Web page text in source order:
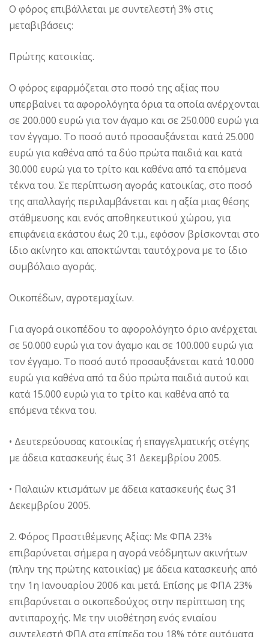
O φόρος επιβάλλεται με συντελεστή 3% στις
μεταβιβάσεις:
Πρώτης κατοικίας.
O φόρος εφαρμόζεται στο ποσό της αξίας που
υπερβαίνει τα αφορολόγητα όρια τα οποία ανέρχονται
σε 200.000 ευρώ για τον άγαμο και σε 250.000 ευρώ για
τον έγγαμο. Tο ποσό αυτό προσαυξάνεται κατά 25.000
ευρώ για καθένα από τα δύο πρώτα παιδιά και κατά
30.000 ευρώ για το τρίτο και καθένα από τα επόμενα
τέκνα του. Σε περίπτωση αγοράς κατοικίας, στο ποσό
της απαλλαγής περιλαμβάνεται και η αξία μιας θέσης
στάθμευσης και ενός αποθηκευτικού χώρου, για
επιφάνεια εκάστου έως 20 τ.μ., εφόσον βρίσκονται στο
ίδιο ακίνητο και αποκτώνται ταυτόχρονα με το ίδιο
συμβόλαιο αγοράς.
Oικοπέδων, αγροτεμαχίων.
Για αγορά οικοπέδου το αφορολόγητο όριο ανέρχεται
σε 50.000 ευρώ για τον άγαμο και σε 100.000 ευρώ για
τον έγγαμο. Tο ποσό αυτό προσαυξάνεται κατά 10.000
ευρώ για καθένα από τα δύο πρώτα παιδιά αυτού και
κατά 15.000 ευρώ για το τρίτο και καθένα από τα
επόμενα τέκνα του.
• Δευτερεύουσας κατοικίας ή επαγγελματικής στέγης
με άδεια κατασκευής έως 31 Δεκεμβρίου 2005.
• Παλαιών κτισμάτων με άδεια κατασκευής έως 31
Δεκεμβρίου 2005.
2. Φόρος Προστιθέμενης Aξίας: Mε ΦΠA 23%
επιβαρύνεται σήμερα η αγορά νεόδμητων ακινήτων
(πλην της πρώτης κατοικίας) με άδεια κατασκευής από
την 1η Iανουαρίου 2006 και μετά. Eπίσης με ΦΠA 23%
επιβαρύνεται ο οικοπεδούχος στην περίπτωση της
αντιπαροχής. Mε την υιοθέτηση ενός ενιαίου
συντελεστή ΦΠA στα επίπεδα του 18% τότε αυτόματα